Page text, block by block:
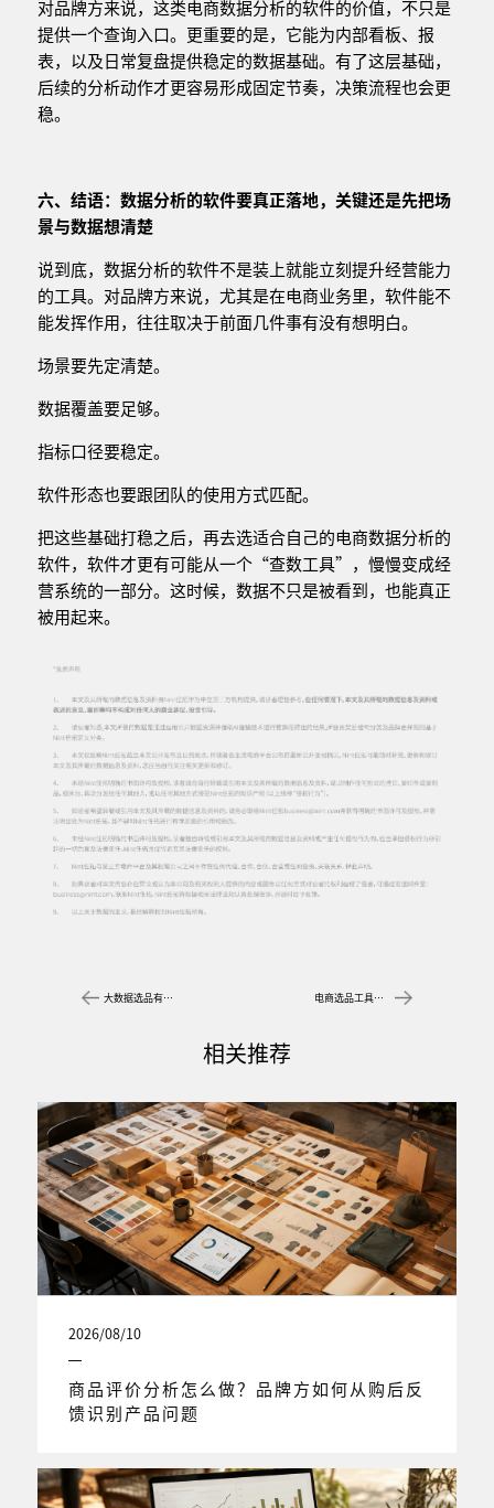
对品牌方来说，这类电商数据分析的软件的价值，不只是
提供一个查询入口。更重要的是，它能为内部看板、报
表，以及日常复盘提供稳定的数据基础。有了这层基础，
后续的分析动作才更容易形成固定节奏，决策流程也会更
稳。
六、结语： 数据分析的软件要真正落地，关键还是先把场
景与数据想清楚
说到底，数据分析的软件不是装上就能立刻提升经营能力
的工具。对品牌方来说，尤其是在电商业务里，软件能不
能发挥作用，往往取决于前面几件事有没有想明白。
场景要先定清楚。
数据覆盖要足够。
指标口径要稳定。
软件形态也要跟团队的使用方式匹配。
把这些基础打稳之后，再去选适合自己的电商数据分析的
软件，软件才更有可能从一个“查数工具”，慢慢变成经
营系统的一部分。这时候，数据不只是被看到，也能真正
被用起来。
大数据选品有哪些方法？品牌方如何选对选品数据工具 电商选品工具软件怎么选？常见五问
相关推荐
2026/08/10
商品评价分析怎么做？品牌方如何从购后反
馈识别产品问题